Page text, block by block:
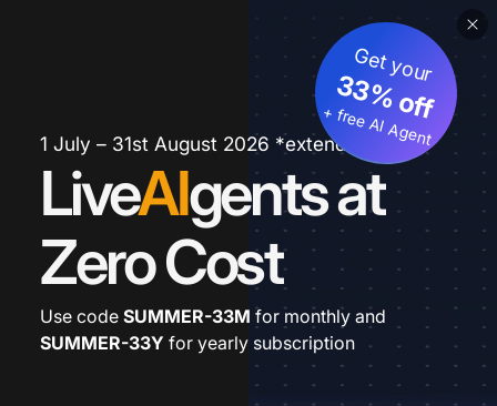
1 July – 31st August 2026 *extended
LiveAIgents at
Zero Cost
Get your
33% off
+ free AI Agent
Use code SUMMER-33M for monthly and
SUMMER-33Y for yearly subscription